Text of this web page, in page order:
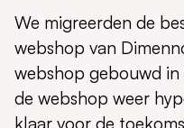
We migreerden de
webshop van
webshop gebouwd in
de webshop weer
klaar voor de